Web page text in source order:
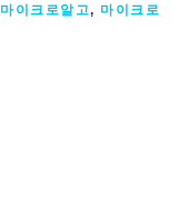
마이크로알고, 마이크로